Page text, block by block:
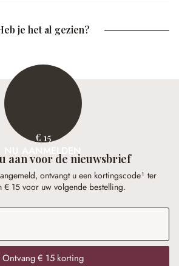
je het al gezien?
€ 15
NU AANMELDEN
aan voor de nieuwsbrief
ontvangt u een kortingscode¹ ter
€ 15 voor uw volgende bestelling.
Ontvang € 15 korting